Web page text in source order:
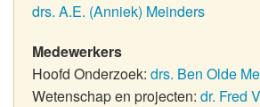
drs. A.E. (Anniek) Meinders
Medewerkers
Hoofd Onderzoek: drs. Ben Olde
Wetenschap en projecten: dr. Fred